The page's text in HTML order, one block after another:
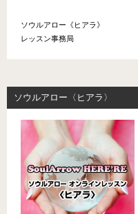
ソウルアロー《ヒアラ》
レッスン事務局
ソウルアロー〈ヒアラ〉